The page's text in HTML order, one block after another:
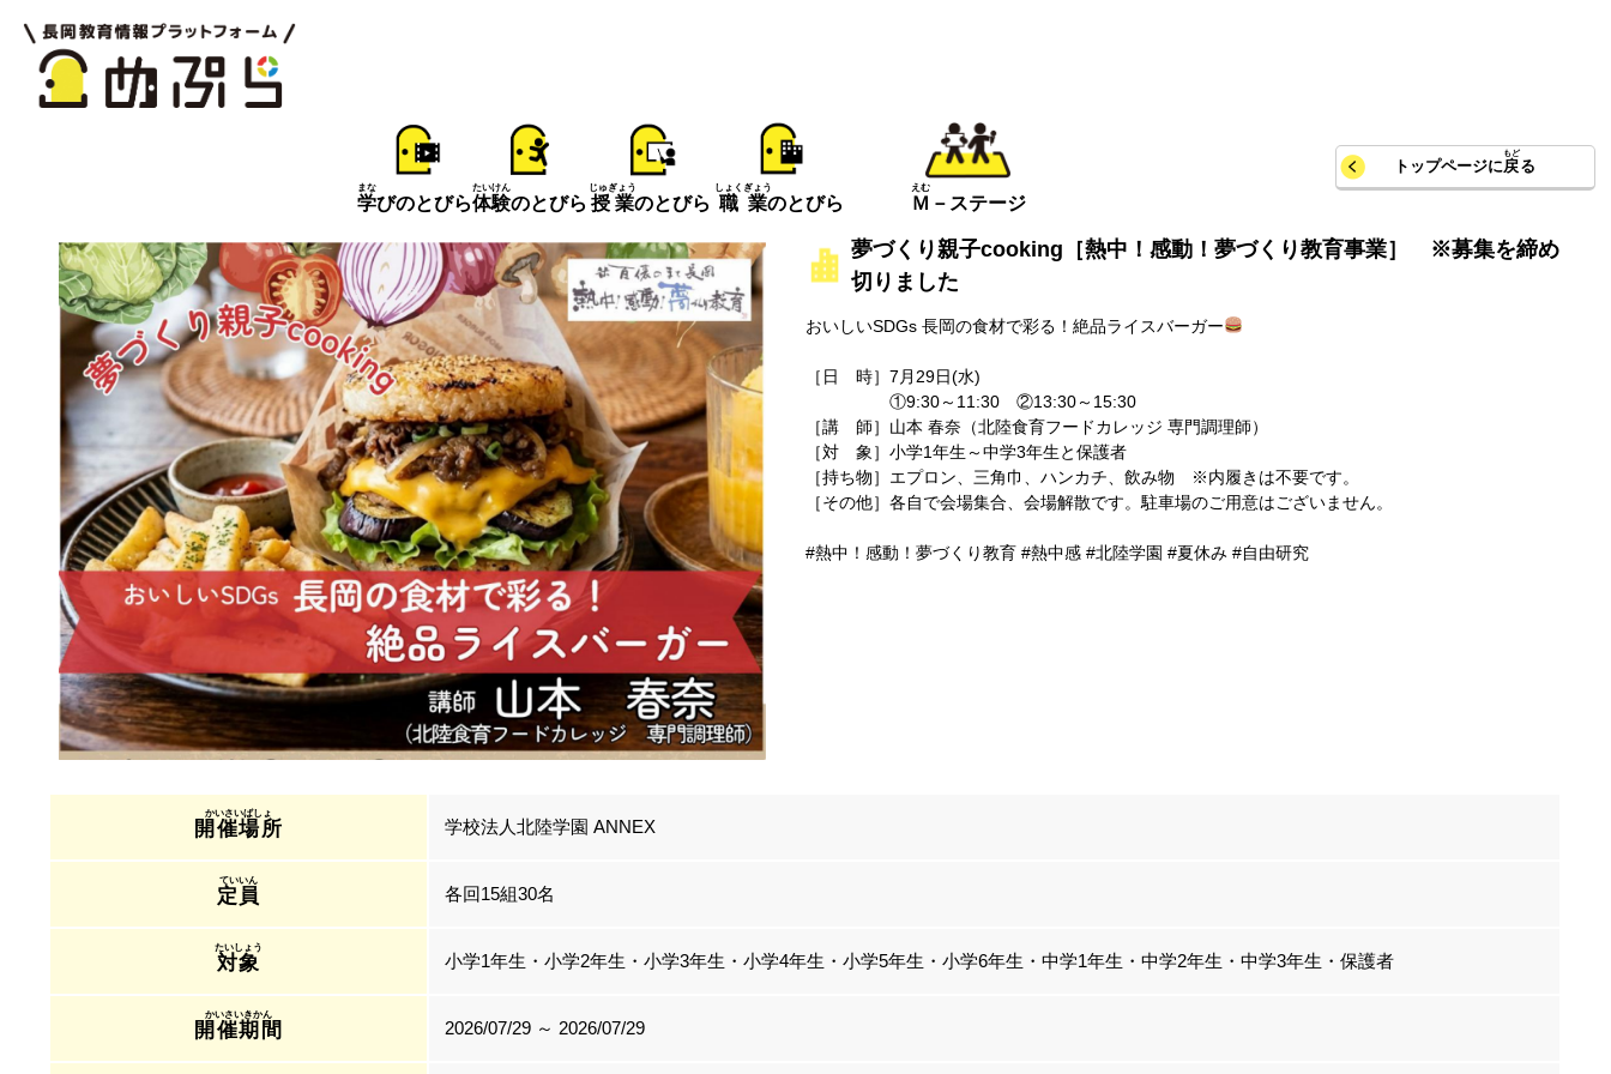
トップページに戻る
学
まな
びのとびら体験
たいけん
のとびら 授業
じゅぎょう
のとびら 職業
しょくぎょう
のとびら Ｍ
えむ
－ステージ
夢づくり親子cooking［熱中！感動！夢づくり教育事業］ ※募集を締め
切りました
おいしいSDGs 長岡の食材で彩る！絶品ライスバーガー
［日 時］7月29日(水)
①9:30～11:30 ②13:30～15:30
［講 師］山本 春奈（北陸食育フードカレッジ 専門調理師）
［対 象］小学1年生～中学3年生と保護者
［持ち物］エプロン、三角巾、ハンカチ、飲み物 ※内履きは不要です。
［その他］各自で会場集合、会場解散です。駐車場のご用意はございません。
#熱中！感動！夢づくり教育 #熱中感 #北陸学園 #夏休み #自由研究
開催場所 学校法人北陸学園 ANNEX
定員 各回15組30名
対象 小学1年生・小学2年生・小学3年生・小学4年生・小学5年生・小学6年生・中学1年生・中学2年生・中学3年生・保護者
開催期間 2026/07/29 ～ 2026/07/29